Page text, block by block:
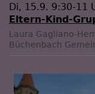
Di, 15.9. 9:30-11
Eltern-Kind-
Laura Gagliano-
Büchenbach